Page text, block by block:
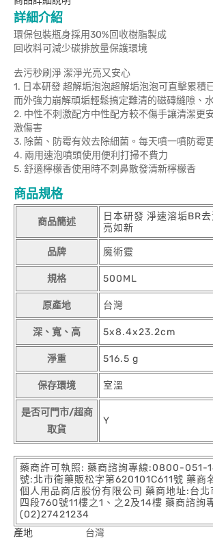
詳細介紹
環保包裝瓶身採用30%回收樹脂製成
回收料可減少碳排放量保護環境
去污秒刷淨 潔淨光亮又安心
1. 日本研發 超解垢泡泡超解垢泡泡可直擊累積
而外強力崩解頑垢輕鬆搞定難清的磁磚縫隙、
2. 中性不刺激配方中性配方較不傷手讓清潔更
激傷害
3. 除菌、防霉有效去除細菌。每天噴一噴防霉
4. 兩用速泡噴頭使用便利打掃不費力
5. 舒適檸檬香使用時不刺鼻散發清新檸檬香
商品規格
商品簡述
日本研發 淨速溶垢BR
亮如新
品牌 魔術靈
規格 500ML
原產地 台灣
深、寬、高 5x8.4x23.2cm
淨重 516.5 g
保存環境 室溫
是否可門市/超商
取貨
Y
藥商許可執照: 藥商諮詢專線:0800-051-
號:北市衛藥販松字第620101C611號 藥商
個人用品商店股份有限公司 藥商地址:台
四段760號11樓之1、之2及14樓 藥商諮詢
(02)27421234
產地
台灣